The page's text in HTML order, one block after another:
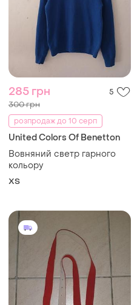
285 грн 5
300 грн
розпродаж до 10 серп
United Colors Of Benetton
Вовняний светр гарного
кольору
ХS